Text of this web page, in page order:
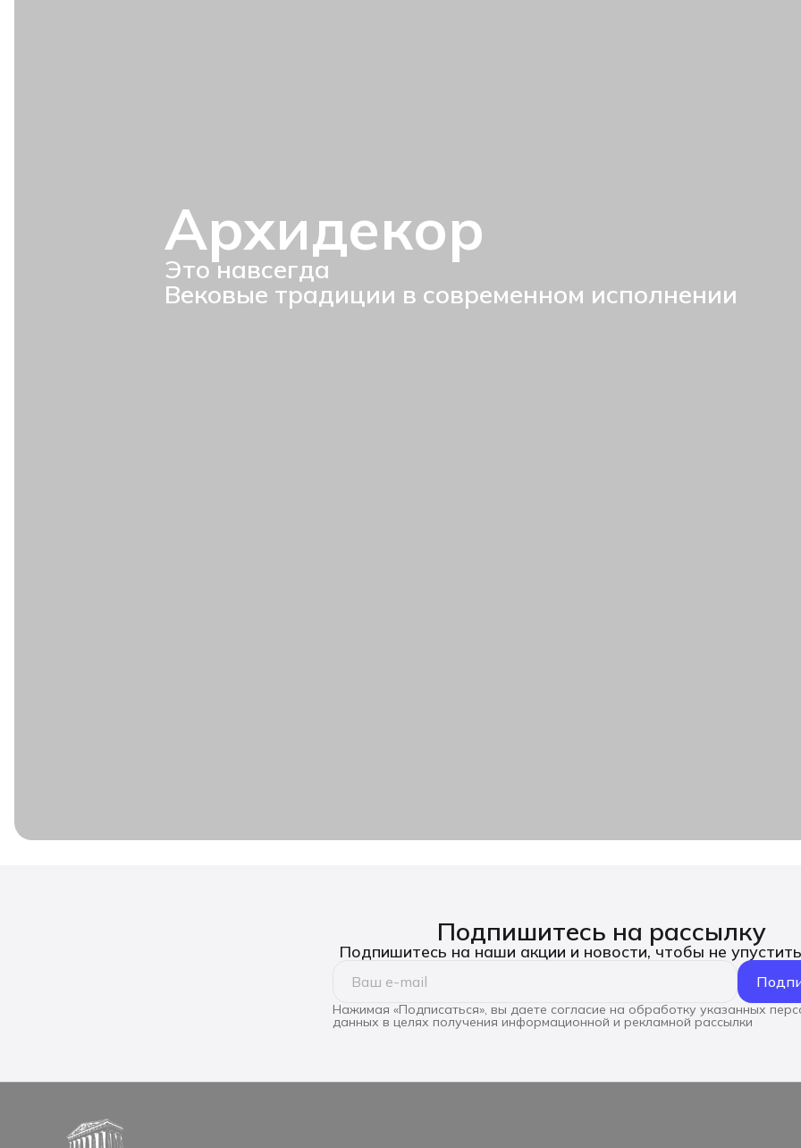
Архидекор
Это навсегда
Вековые традиции в современном исполнении
Подпишитесь на рассылку
Подпишитесь на наши акции и новости, чтобы не
Нажимая «Подписаться», вы даете согласие на обработку указанных
данных в целях получения информационной и рекламной рассылки